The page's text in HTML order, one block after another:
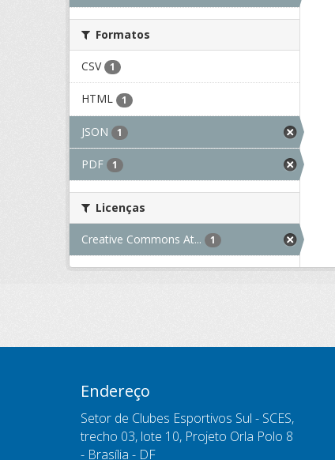
Formatos
CSV 1
HTML 1
JSON 1
PDF 1
Licenças
Creative Commons At... 1
Endereço
Setor de Clubes Esportivos Sul - SCES,
trecho 03, lote 10, Projeto Orla Polo 8
- Brasília - DF